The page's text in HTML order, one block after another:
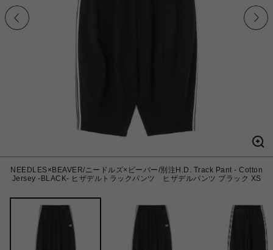
NEEDLES×BEAVER/ニードルズ×ビーバー/別注H.D. Track Pant - Cotton
Jersey -BLACK- ヒザデルトラックパンツ ヒザデルパンツ ブラック XS